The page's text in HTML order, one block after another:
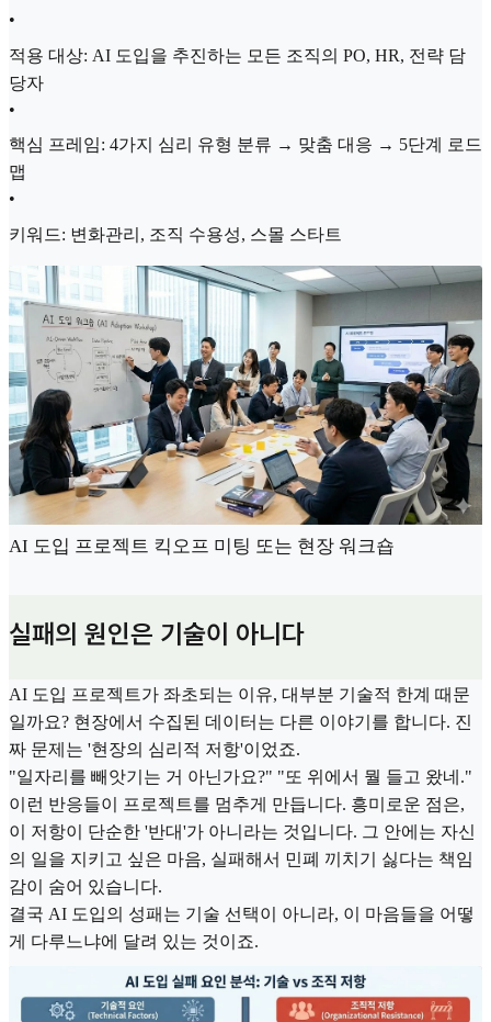
•
적용 대상: AI 도입을 추진하는 모든 조직의 PO, HR, 전략 담
당자
•
핵심 프레임: 4가지 심리 유형 분류 → 맞춤 대응 → 5단계 로드
맵
•
키워드: 변화관리, 조직 수용성, 스몰 스타트
AI 도입 프로젝트 킥오프 미팅 또는 현장 워크숍
실패의 원인은 기술이 아니다
AI 도입 프로젝트가 좌초되는 이유, 대부분 기술적 한계 때문
일까요? 현장에서 수집된 데이터는 다른 이야기를 합니다. 진
짜 문제는 '현장의 심리적 저항'이었죠.
"일자리를 빼앗기는 거 아닌가요?" "또 위에서 뭘 들고 왔네."
이런 반응들이 프로젝트를 멈추게 만듭니다. 흥미로운 점은,
이 저항이 단순한 '반대'가 아니라는 것입니다. 그 안에는 자신
의 일을 지키고 싶은 마음, 실패해서 민폐 끼치기 싫다는 책임
감이 숨어 있습니다.
결국 AI 도입의 성패는 기술 선택이 아니라, 이 마음들을 어떻
게 다루느냐에 달려 있는 것이죠.